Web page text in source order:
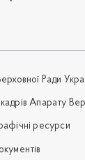
Ради
Апарату
ресурси